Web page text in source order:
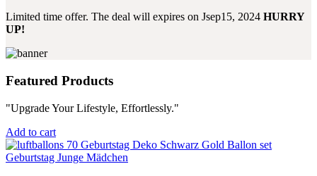
Limited time offer. The deal will expires on Jsep15, 2024 HURRY
UP!
Featured Products
"Upgrade Your Lifestyle, Effortlessly."
Add to cart